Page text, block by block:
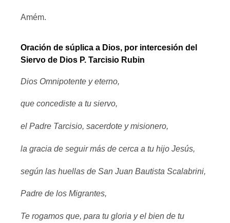
Amém.
Oración de súplica a Dios, por intercesión del
Siervo de Dios P. Tarcisio Rubin
Dios Omnipotente y eterno,
que concediste a tu siervo,
el Padre Tarcisio, sacerdote y misionero,
la gracia de seguir más de cerca a tu hijo Jesús,
según las huellas de San Juan Bautista Scalabrini,
Padre de los Migrantes,
Te rogamos que, para tu gloria y el bien de tu